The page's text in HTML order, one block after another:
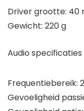
Driver grootte: 40
Gewicht: 220 g
Audio specificaties
Frequentiebereik:
Gevoeligheid